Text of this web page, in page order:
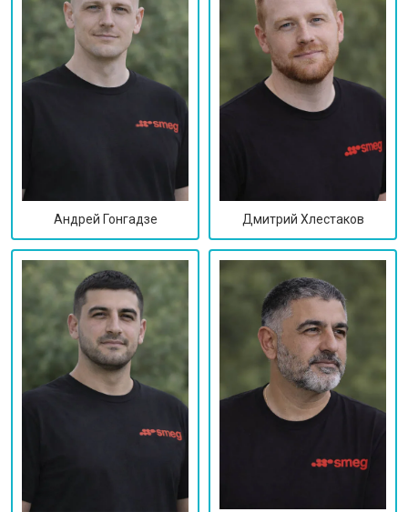
Андрей Гонгадзе Дмитрий Хлестаков